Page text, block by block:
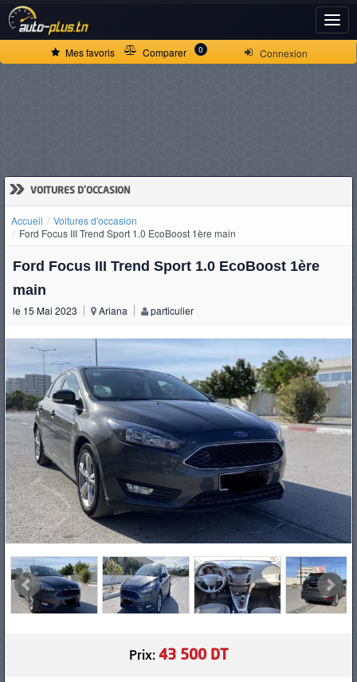
Connexion
Mes favoris Comparer 0
» VOITURES D'OCCASION
Accueil
Voitures d'occasion
Ford Focus III Trend Sport 1.0 EcoBoost 1ère main
Ford Focus III Trend Sport 1.0 EcoBoost 1ère
main
le 15 Mai 2023 Ariana particulier
Prix: 43 500 DT
ACCUEIL
VOITURES
D'OCCASION
PNEUS